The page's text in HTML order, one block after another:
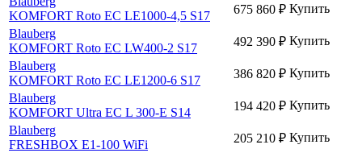
KOMFORT Roto EC LE1000-4,5 S17
675 860 ₽ Купить
Blauberg
KOMFORT Roto EC LW400-2 S17
492 390 ₽ Купить
Blauberg
KOMFORT Roto EC LE1200-6 S17
386 820 ₽ Купить
Blauberg
KOMFORT Ultra EC L 300-E S14
194 420 ₽ Купить
Blauberg
FRESHBOX E1-100 WiFi
205 210 ₽ Купить